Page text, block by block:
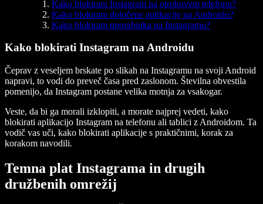
Kako blokiram Instagram na otrokovem telefonu?
Kako blokiram določene aplikacije na Androidu?
Kako blokiram uporabnika na Instagramu?
Kako blokirati Instagram na Androidu
Čeprav z veseljem brskate po slikah na Instagramu na svoji Android
napravi, to vodi do preveč časa pred zaslonom. Številna obvestila
pomenijo, da Instagram postane velika motnja za vsakogar.
Veste, da bi ga morali izklopiti, a morate najprej vedeti, kako
blokirati aplikacijo Instagram na telefonu ali tablici z Androidom. Ta
vodič vas uči, kako blokirati aplikacije s praktičnimi, korak za
korakom navodili.
Temna plat Instagrama in drugih
družbenih omrežij